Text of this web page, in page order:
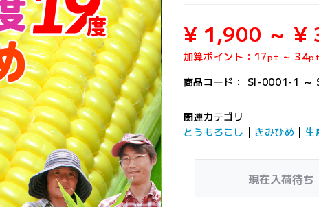
¥ 1,900 ～ ¥
加算ポイント： 17pt ～34pt
商品コード： SI-0001-1 ～
関連カテゴリ
とうもろこし | きみひめ | 生
現在入荷待ち